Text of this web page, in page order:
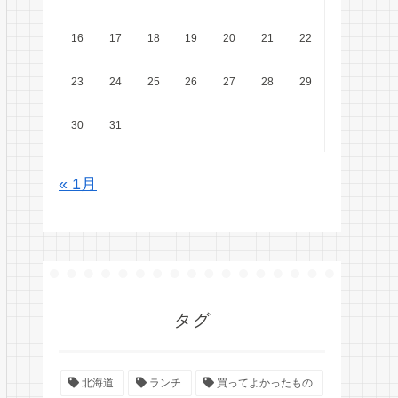
16 17 18 19 20 21 22
23 24 25 26 27 28 29
30 31
« 1月
タグ
北海道 ランチ 買ってよかったもの